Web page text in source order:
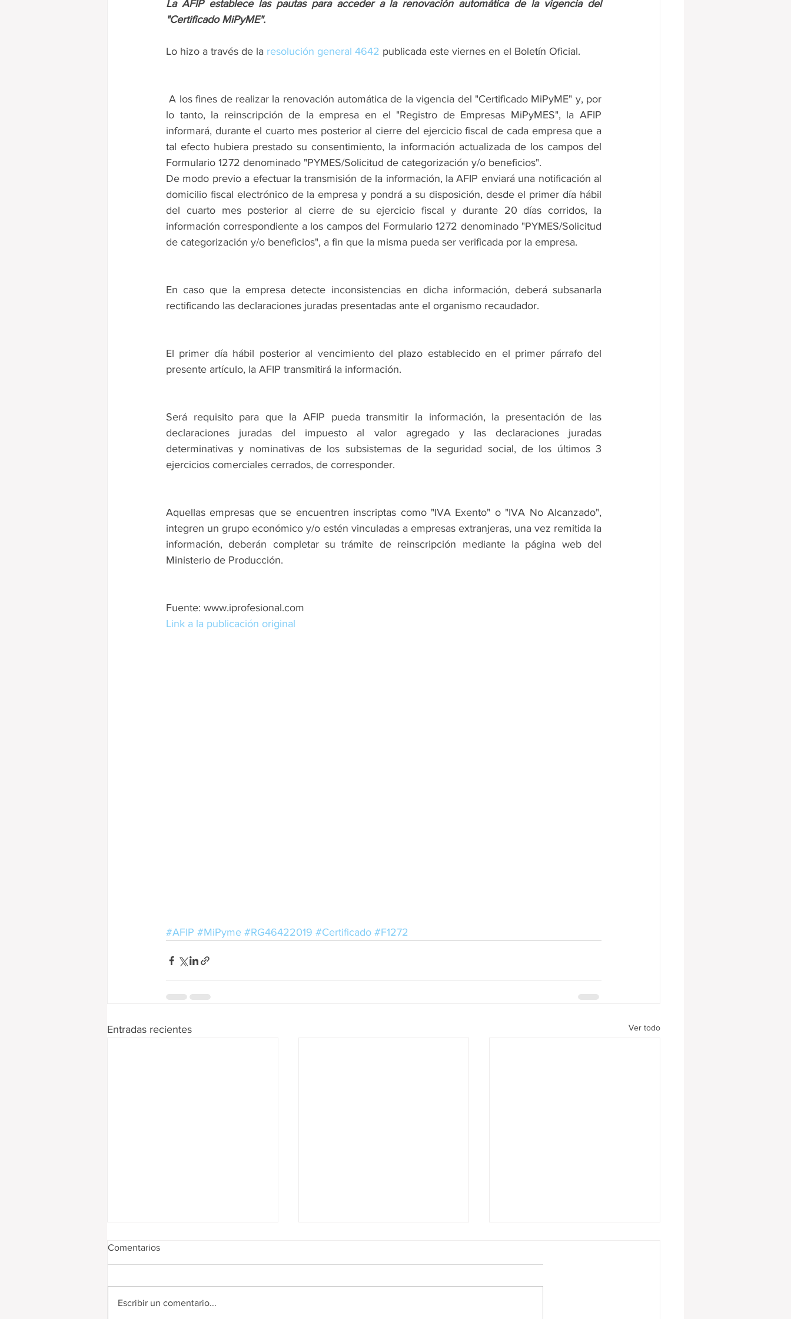
Ganancias
La AFIP establece las pautas para acceder a la renovación automática de la vigencia del
"Certificado MiPyME".
Lo hizo a través de la resolución general 4642 publicada este viernes en el Boletín Oficial.
A los fines de realizar la renovación automática de la vigencia del "Certificado MiPyME" y, por
lo tanto, la reinscripción de la empresa en el "Registro de Empresas MiPyMES", la AFIP
informará, durante el cuarto mes posterior al cierre del ejercicio fiscal de cada empresa que a
tal efecto hubiera prestado su consentimiento, la información actualizada de los campos del
Formulario 1272 denominado "PYMES/Solicitud de categorización y/o beneficios".
De modo previo a efectuar la transmisión de la información, la AFIP enviará una notificación al
domicilio fiscal electrónico de la empresa y pondrá a su disposición, desde el primer día hábil
del cuarto mes posterior al cierre de su ejercicio fiscal y durante 20 días corridos, la
información correspondiente a los campos del Formulario 1272 denominado "PYMES/Solicitud
de categorización y/o beneficios", a fin que la misma pueda ser verificada por la empresa.
En caso que la empresa detecte inconsistencias en dicha información, deberá subsanarla
rectificando las declaraciones juradas presentadas ante el organismo recaudador.
El primer día hábil posterior al vencimiento del plazo establecido en el primer párrafo del
presente artículo, la AFIP transmitirá la información.
Será requisito para que la AFIP pueda transmitir la información, la presentación de las
declaraciones juradas del impuesto al valor agregado y las declaraciones juradas
determinativas y nominativas de los subsistemas de la seguridad social, de los últimos 3
ejercicios comerciales cerrados, de corresponder.
Aquellas empresas que se encuentren inscriptas como "IVA Exento" o "IVA No Alcanzado",
integren un grupo económico y/o estén vinculadas a empresas extranjeras, una vez remitida la
información, deberán completar su trámite de reinscripción mediante la página web del
Ministerio de Producción.
Fuente: www.iprofesional.com
Link a la publicación original
#AFIP #MiPyme #RG46422019 #Certificado #F1272
Entradas recientes Ver todo
Comentarios
Escribir un comentario...